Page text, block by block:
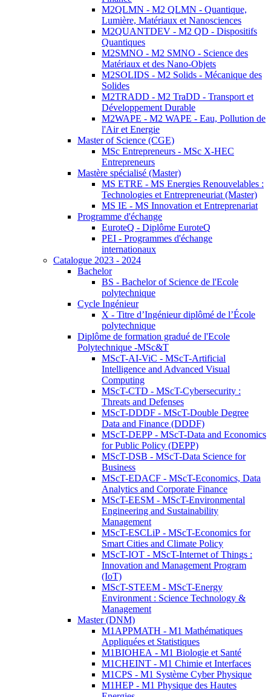
M2QLMN - M2 QLMN - Quantique,
Lumière, Matériaux et Nanosciences
M2QUANTDEV - M2 QD - Dispositifs
Quantiques
M2SMNO - M2 SMNO - Science des
Matériaux et des Nano-Objets
M2SOLIDS - M2 Solids - Mécanique des
Solides
M2TRADD - M2 TraDD - Transport et
Développement Durable
M2WAPE - M2 WAPE - Eau, Pollution de
l'Air et Energie
Master of Science (CGE)
MSc Entrepreneurs - MSc X-HEC
Entrepreneurs
Mastère spécialisé (Master)
MS ETRE - MS Energies Renouvelables :
Technologies et Entrepreneuriat (Master)
MS IE - MS Innovation et Entreprenariat
Programme d'échange
EuroteQ - Diplôme EuroteQ
PEI - Programmes d'échange
internationaux
Catalogue 2023 - 2024
Bachelor
BS - Bachelor of Science de l'Ecole
polytechnique
Cycle Ingénieur
X - Titre d’Ingénieur diplômé de l’École
polytechnique
Diplôme de formation gradué de l'Ecole
Polytechnique -MSc&T
MScT-AI-ViC - MScT-Artificial
Intelligence and Advanced Visual
Computing
MScT-CTD - MScT-Cybersecurity :
Threats and Defenses
MScT-DDDF - MScT-Double Degree
Data and Finance (DDDF)
MScT-DEPP - MScT-Data and Economics
for Public Policy (DEPP)
MScT-DSB - MScT-Data Science for
Business
MScT-EDACF - MScT-Economics, Data
Analytics and Corporate Finance
MScT-EESM - MScT-Environmental
Engineering and Sustainability
Management
MScT-ESCLiP - MScT-Economics for
Smart Cities and Climate Policy
MScT-IOT - MScT-Internet of Things :
Innovation and Management Program
(IoT)
MScT-STEEM - MScT-Energy
Environment : Science Technology &
Management
Master (DNM)
M1APPMATH - M1 Mathématiques
Appliquées et Statistiques
M1BIOHEA - M1 Biologie et Santé
M1CHEINT - M1 Chimie et Interfaces
M1CPS - M1 Système Cyber Physique
M1HEP - M1 Physique des Hautes